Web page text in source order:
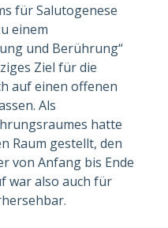
für Salutogenese
einem
und Berührung“
Ziel für die
auf einen offenen
Als
hatte
Raum gestellt, den
von Anfang bis Ende
war also auch für